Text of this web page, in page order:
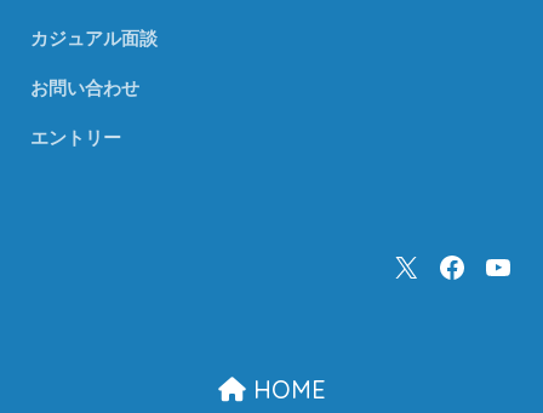
カジュアル面談
お問い合わせ
エントリー
HOME